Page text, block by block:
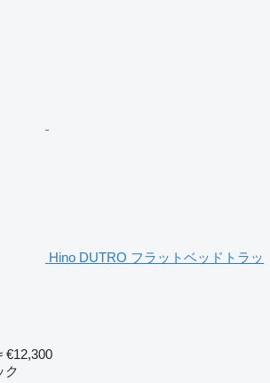
Hino DUTRO フラットベッドトラッ
€12,300
ク